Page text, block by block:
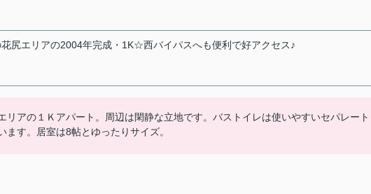
尻エリアの2004年完成・1K☆西バイパスへも便利で好アクセス♪
リアの１Ｋアパート。周辺は閑静な立地です。バストイレは使いやすいセパレー
す。居室は8帖とゆったりサイズ。